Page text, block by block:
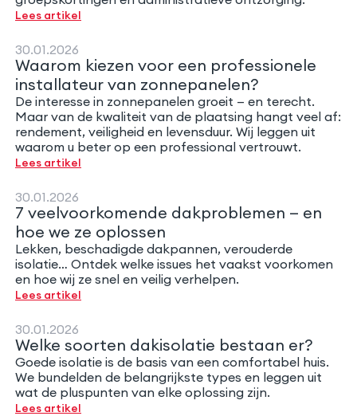
Lees artikel
30.01.2026
Waarom kiezen voor een professionele
installateur van zonnepanelen?
De interesse in zonnepanelen groeit — en terecht.
Maar van de kwaliteit van de plaatsing hangt veel af:
rendement, veiligheid en levensduur. Wij leggen uit
waarom u beter op een professional vertrouwt.
Lees artikel
30.01.2026
7 veelvoorkomende dakproblemen — en
hoe we ze oplossen
Lekken, beschadigde dakpannen, verouderde
isolatie… Ontdek welke issues het vaakst voorkomen
en hoe wij ze snel en veilig verhelpen.
Lees artikel
30.01.2026
Welke soorten dakisolatie bestaan er?
Goede isolatie is de basis van een comfortabel huis.
We bundelden de belangrijkste types en leggen uit
wat de pluspunten van elke oplossing zijn.
Lees artikel